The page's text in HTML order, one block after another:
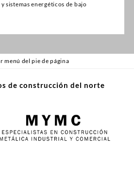
sistemas energéticos de bajo
menú del pie de página
de construcción del norte